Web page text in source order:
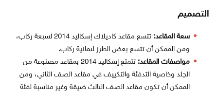
التصميم
سعة المقاعد:
تتسع مقاعد كاديلاك إسكاليد 2014 لسبعة ركاب،
ومن الممكن أن تتسع بعض الطرز لثمانية ركاب.
مواصفات المقاعد:
تتمتع إسكاليد 2014 بمقاعد مصنوعة من
الجلد وخاصية التدفئة والتكييف في مقاعد الصف الثاني، ومن
الممكن أن تكون مقاعد الصف الثالث ضيقة وغير مناسبة لفئة